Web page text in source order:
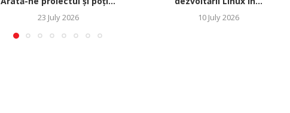
23 July 2026 10 July 2026